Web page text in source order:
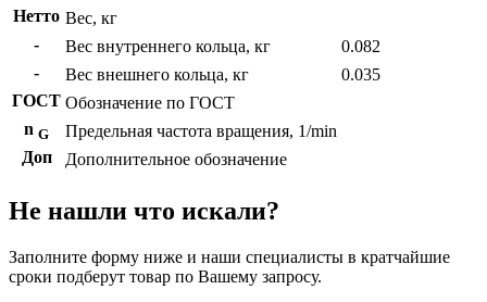
Нетто Вес, кг
-
Вес внутреннего кольца, кг
0.082
-
Вес внешнего кольца, кг
0.035
ГОСТ Обозначение по ГОСТ
n G
Предельная частота вращения, 1/min
Доп
Дополнительное обозначение
Не нашли что искали?
Заполните форму ниже и наши специалисты в кратчайшие
сроки подберут товар по Вашему запросу.